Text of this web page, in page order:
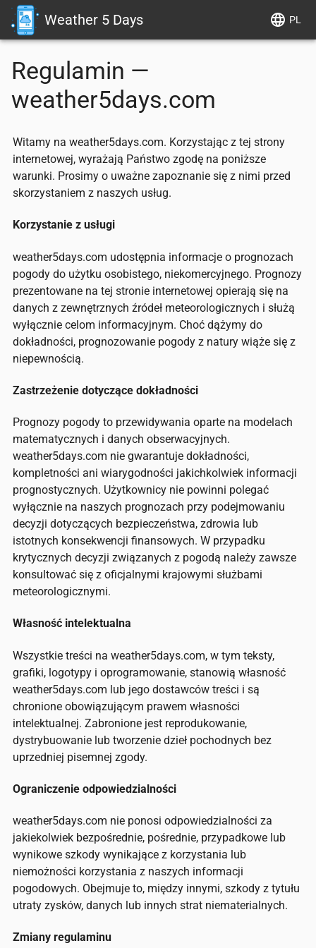
Weather 5 Days PL
Regulamin —
weather5days.com
Witamy na weather5days.com. Korzystając z tej strony
internetowej, wyrażają Państwo zgodę na poniższe
warunki. Prosimy o uważne zapoznanie się z nimi przed
skorzystaniem z naszych usług.
Korzystanie z usługi
weather5days.com udostępnia informacje o prognozach
pogody do użytku osobistego, niekomercyjnego. Prognozy
prezentowane na tej stronie internetowej opierają się na
danych z zewnętrznych źródeł meteorologicznych i służą
wyłącznie celom informacyjnym. Choć dążymy do
dokładności, prognozowanie pogody z natury wiąże się z
niepewnością.
Zastrzeżenie dotyczące dokładności
Prognozy pogody to przewidywania oparte na modelach
matematycznych i danych obserwacyjnych.
weather5days.com nie gwarantuje dokładności,
kompletności ani wiarygodności jakichkolwiek informacji
prognostycznych. Użytkownicy nie powinni polegać
wyłącznie na naszych prognozach przy podejmowaniu
decyzji dotyczących bezpieczeństwa, zdrowia lub
istotnych konsekwencji finansowych. W przypadku
krytycznych decyzji związanych z pogodą należy zawsze
konsultować się z oficjalnymi krajowymi służbami
meteorologicznymi.
Własność intelektualna
Wszystkie treści na weather5days.com, w tym teksty,
grafiki, logotypy i oprogramowanie, stanowią własność
weather5days.com lub jego dostawców treści i są
chronione obowiązującym prawem własności
intelektualnej. Zabronione jest reprodukowanie,
dystrybuowanie lub tworzenie dzieł pochodnych bez
uprzedniej pisemnej zgody.
Ograniczenie odpowiedzialności
weather5days.com nie ponosi odpowiedzialności za
jakiekolwiek bezpośrednie, pośrednie, przypadkowe lub
wynikowe szkody wynikające z korzystania lub
niemożności korzystania z naszych informacji
pogodowych. Obejmuje to, między innymi, szkody z tytułu
utraty zysków, danych lub innych strat niematerialnych.
Zmiany regulaminu